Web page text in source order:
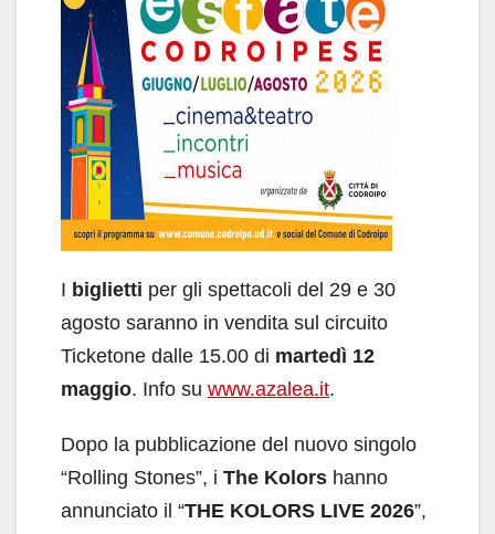
I biglietti per gli spettacoli del 29 e 30
agosto saranno in vendita sul circuito
Ticketone dalle 15.00 di martedì 12
maggio. Info su www.azalea.it.
Dopo la pubblicazione del nuovo singolo
“Rolling Stones”, i The Kolors hanno
annunciato il “THE KOLORS LIVE 2026”,